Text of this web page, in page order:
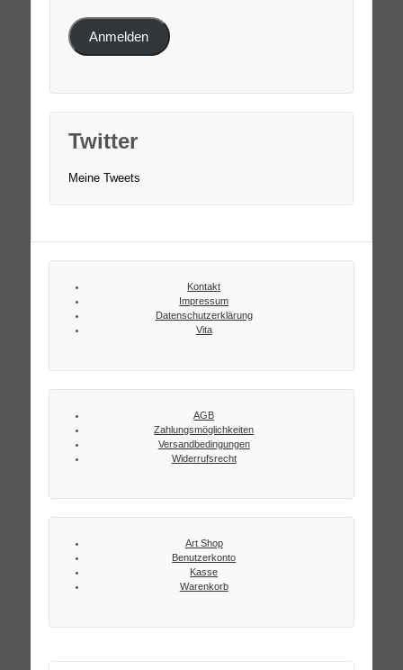
Anmelden
Twitter
Meine Tweets
Kontakt
Impressum
Datenschutzerklärung
Vita
AGB
Zahlungsmöglichkeiten
Versandbedingungen
Widerrufsrecht
Art Shop
Benutzerkonto
Kasse
Warenkorb